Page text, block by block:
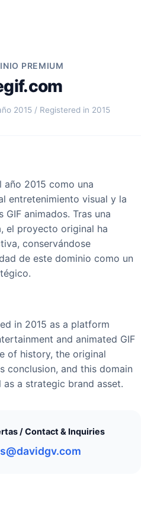
PREMIUM
2015 / Registered in 2015
año 2015 como una
entretenimiento visual y la
animados. Tras una
el proyecto original ha
conservándose
de este dominio como un
in 2015 as a platform
and animated GIF
of history, the original
conclusion, and this domain
a strategic brand asset.
/ Contact & Inquiries